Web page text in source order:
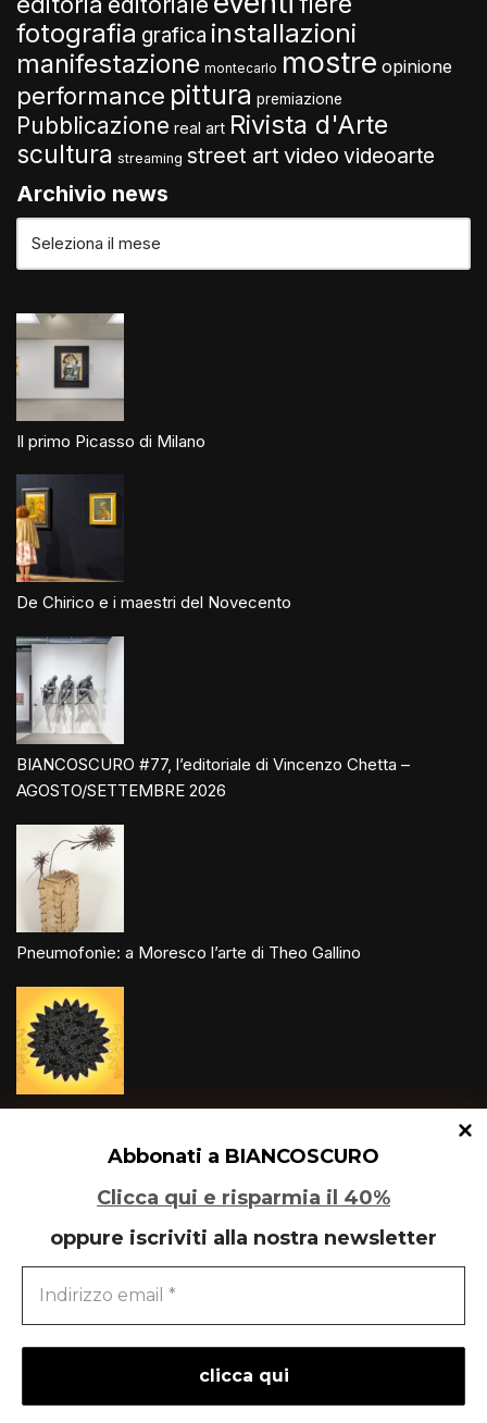
Abbonati a BIANCOSCURO
Clicca qui e risparmia il 40%
oppure iscriviti alla nostra newsletter
fotografia grafica installazioni
manifestazione montecarlo mostre opinione
performance pittura premiazione
Pubblicazione real art Rivista d'Arte
scultura streaming street art video videoarte
Archivio news
Il primo Picasso di Milano
De Chirico e i maestri del Novecento
BIANCOSCURO #77, l’editoriale di Vincenzo Chetta –
AGOSTO/SETTEMBRE 2026
Pneumofonìe: a Moresco l’arte di Theo Gallino
Un glitch quantico tra Varese e Maleo
liberementi
- idee per la comunicazione
Neve| Powered byWordPress